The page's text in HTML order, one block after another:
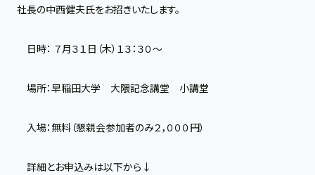
社長の中西健夫氏をお招きいたします。
日時： ７月３１日（木）１３：３０～
場所：早稲田大学 大隈記念講堂 小講堂
入場：無料（懇親会参加者のみ２，０００円）
詳細とお申込みは以下から↓